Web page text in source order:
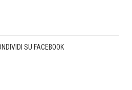
SU FACEBOOK